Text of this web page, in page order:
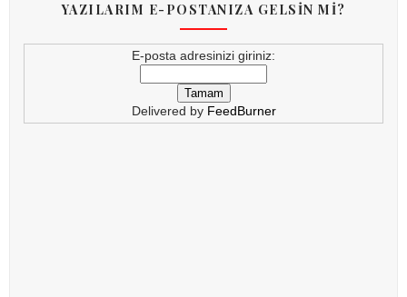
YAZILARIM E-POSTANIZA GELSİN Mİ?
E-posta adresinizi giriniz:
Delivered by FeedBurner